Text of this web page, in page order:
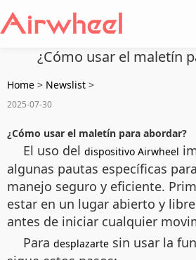
¿Cómo usar el maletín
Home > Newslist >
2025-07-30
¿Cómo usar el maletín para abordar?
El uso del dispositivo Airwheel
algunas pautas específicas
manejo seguro y eficiente.
estar en un lugar abierto y
antes de iniciar cualquier
Para desplazarte sin usar la